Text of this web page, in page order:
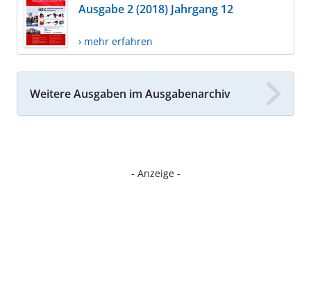
Ausgabe 2 (2018) Jahrgang 12
› mehr erfahren
Weitere Ausgaben im Ausgabenarchiv
- Anzeige -